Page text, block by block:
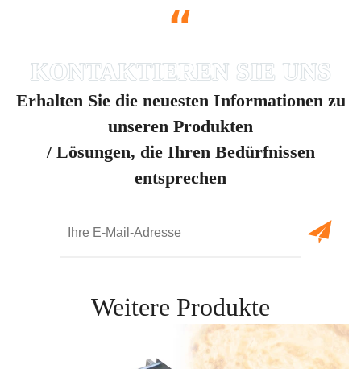
“
Erhalten Sie die neuesten Informationen zu
unseren Produkten
/ Lösungen, die Ihren Bedürfnissen
entsprechen
Weitere Produkte